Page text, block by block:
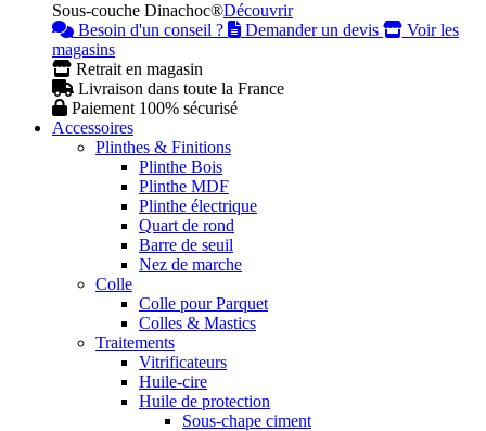
Sous-couche Dinachoc®Découvrir
Besoin d'un conseil ?
Demander un devis
Voir les
magasins
Retrait en magasin
Livraison dans toute la France
Paiement 100% sécurisé
Accessoires
Plinthes & Finitions
Plinthe Bois
Plinthe MDF
Plinthe électrique
Quart de rond
Barre de seuil
Nez de marche
Colle
Colle pour Parquet
Colles & Mastics
Traitements
Vitrificateurs
Huile-cire
Huile de protection
Sous-chape ciment